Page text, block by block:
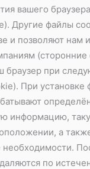
вашего
Другие файлы
и позволяют нам
(сторонние
браузер при
При установке
информацию,
а
необходимости.
по